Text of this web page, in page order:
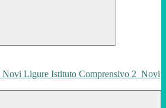
Istituto Comprensivo 2 Novi